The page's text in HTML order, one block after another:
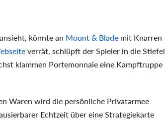
könnte an Mount & Blade mit Knarren
verrät, schlüpft der Spieler in die Stiefel
klammen Portemonnaie eine Kampftruppe
Waren wird die persönliche Privatarmee
Echtzeit über eine Strategiekarte